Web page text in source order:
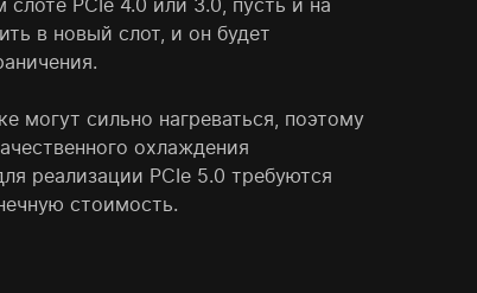
PCIe 4.0 или 3.0, пусть и на
в новый слот, и он будет
могут сильно нагреваться, поэтому
охлаждения
реализации PCIe 5.0 требуются
стоимость.